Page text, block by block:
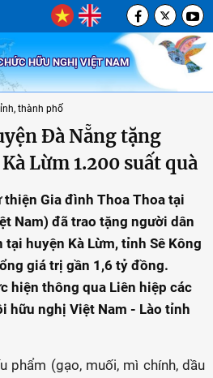
HỮU NGHỊ VIỆT NAM
thành phố
Đà Nẵng tặng
Lừm 1.200 suất quà
Gia đình Thoa Thoa tại
Nam) đã trao tặng người dân
huyện Kà Lừm, tỉnh Sê Kông
giá trị gần 1,6 tỷ đồng.
hiện thông qua Liên hiệp các
hữu nghị Việt Nam - Lào tỉnh
phẩm (gạo, muối, mì chính, dầu